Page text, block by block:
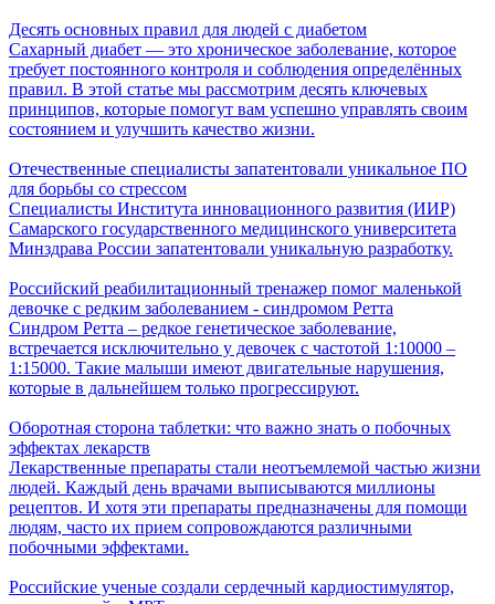
Десять основных правил для людей с диабетом
Сахарный диабет — это хроническое заболевание, которое
требует постоянного контроля и соблюдения определённых
правил. В этой статье мы рассмотрим десять ключевых
принципов, которые помогут вам успешно управлять своим
состоянием и улучшить качество жизни.
Отечественные специалисты запатентовали уникальное ПО
для борьбы со стрессом
Специалисты Института инновационного развития (ИИР)
Самарского государственного медицинского университета
Минздрава России запатентовали уникальную разработку.
Российский реабилитационный тренажер помог маленькой
девочке с редким заболеванием - синдромом Ретта
Синдром Ретта – редкое генетическое заболевание,
встречается исключительно у девочек с частотой 1:10000 –
1:15000. Такие малыши имеют двигательные нарушения,
которые в дальнейшем только прогрессируют.
Оборотная сторона таблетки: что важно знать о побочных
эффектах лекарств
Лекарственные препараты стали неотъемлемой частью жизни
людей. Каждый день врачами выписываются миллионы
рецептов. И хотя эти препараты предназначены для помощи
людям, часто их прием сопровождаются различными
побочными эффектами.
Российские ученые создали сердечный кардиостимулятор,